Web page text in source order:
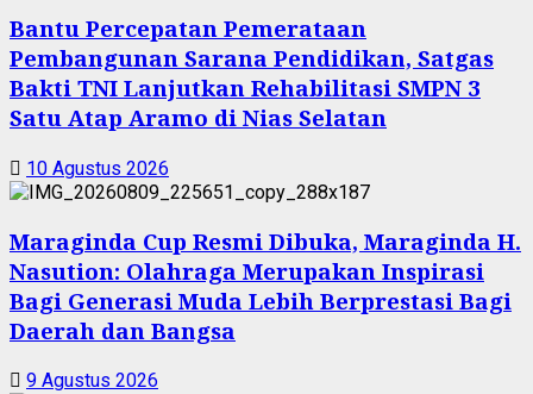
Bantu Percepatan Pemerataan
Pembangunan Sarana Pendidikan, Satgas
Bakti TNI Lanjutkan Rehabilitasi SMPN 3
Satu Atap Aramo di Nias Selatan
10 Agustus 2026
Maraginda Cup Resmi Dibuka, Maraginda H.
Nasution: Olahraga Merupakan Inspirasi
Bagi Generasi Muda Lebih Berprestasi Bagi
Daerah dan Bangsa
9 Agustus 2026